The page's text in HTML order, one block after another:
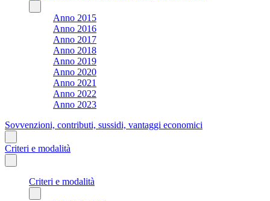
Anno 2015
Anno 2016
Anno 2017
Anno 2018
Anno 2019
Anno 2020
Anno 2021
Anno 2022
Anno 2023
Sovvenzioni, contributi, sussidi, vantaggi economici
Criteri e modalità
Criteri e modalità